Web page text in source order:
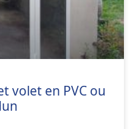
volet en PVC ou